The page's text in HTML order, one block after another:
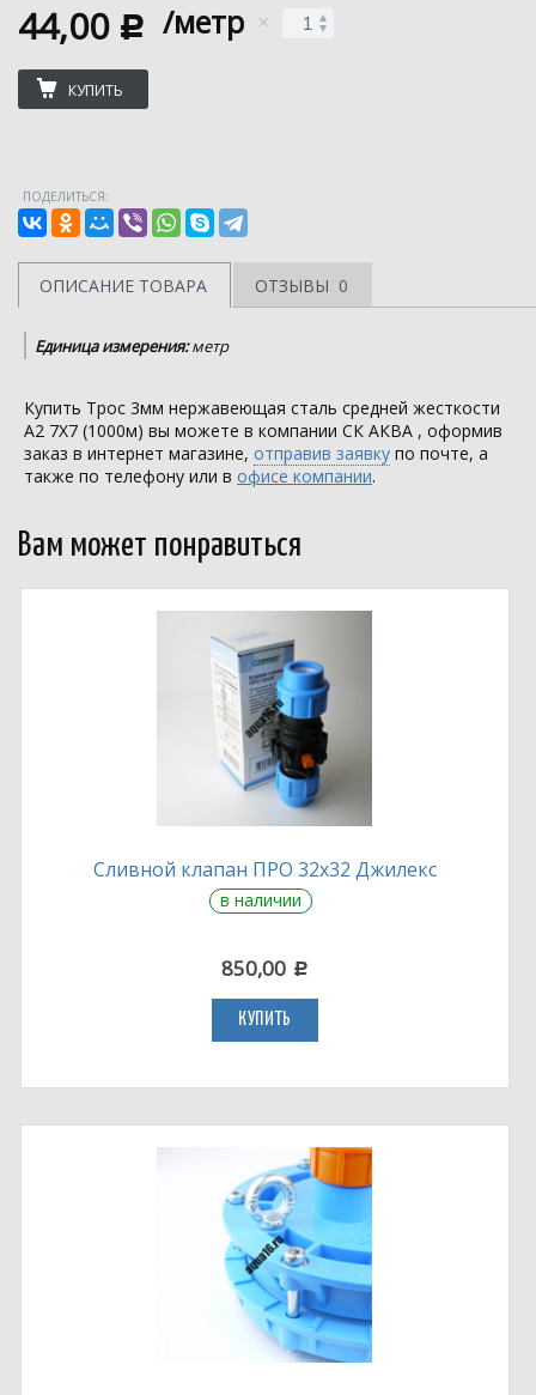
44,00 c /метр
КУПИТЬ
ПОДЕЛИТЬСЯ:
ОПИСАНИЕ ТОВАРА ОТЗЫВЫ 0
Единица измерения:метр
Купить Трос 3мм нержавеющая сталь средней жесткости
А2 7Х7 (1000м) вы можете в компании СК АКВА , оформив
заказ в интернет магазине, отправив заявку по почте, а
также по телефону или в офисе компании.
Вам может понравиться
Сливной клапан ПРО 32х32 Джилекс
в наличии
850,00 c
КУПИТЬ